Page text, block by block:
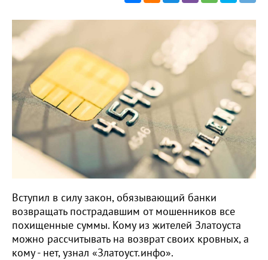
Вступил в силу закон, обязывающий банки
возвращать пострадавшим от мошенников все
похищенные суммы. Кому из жителей Златоуста
можно рассчитывать на возврат своих кровных, а
кому - нет, узнал «Златоуст.инфо».